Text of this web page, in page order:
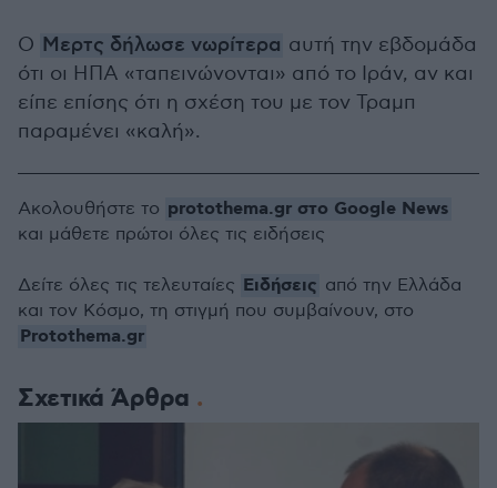
Ο Μερτς δήλωσε νωρίτερα αυτή την εβδομάδα
ότι οι ΗΠΑ «ταπεινώνονται» από το Ιράν, αν και
είπε επίσης ότι η σχέση του με τον Τραμπ
παραμένει «καλή».
Σχετικά Άρθρα
Ακολουθήστε το protothema.gr στο Google News
και μάθετε πρώτοι όλες τις ειδήσεις
Δείτε όλες τις τελευταίες Ειδήσεις από την Ελλάδα
και τον Κόσμο, τη στιγμή που συμβαίνουν, στο
Protothema.gr